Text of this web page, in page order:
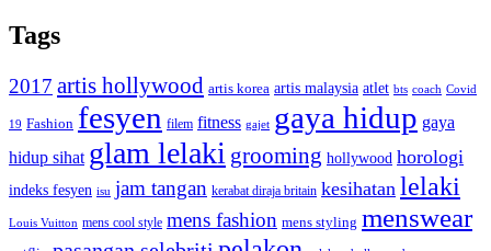
Tags
2017 artis hollywood artis korea artis malaysia atlet bts coach Covid
19 Fashion fesyen filem fitness gajet gaya hidup gaya
hidup sihat glam lelaki grooming hollywood horologi
indeks fesyen isu jam tangan kerabat diraja britain kesihatan lelaki
Louis Vuitton mens cool style mens fashion mens styling menswear